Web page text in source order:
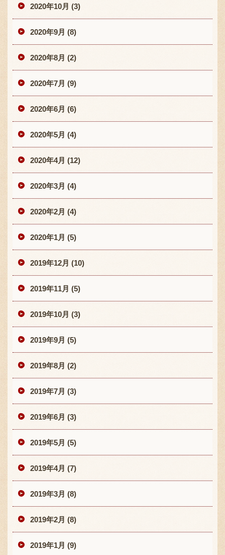
2020年10月 (3)
2020年9月 (8)
2020年8月 (2)
2020年7月 (9)
2020年6月 (6)
2020年5月 (4)
2020年4月 (12)
2020年3月 (4)
2020年2月 (4)
2020年1月 (5)
2019年12月 (10)
2019年11月 (5)
2019年10月 (3)
2019年9月 (5)
2019年8月 (2)
2019年7月 (3)
2019年6月 (3)
2019年5月 (5)
2019年4月 (7)
2019年3月 (8)
2019年2月 (8)
2019年1月 (9)